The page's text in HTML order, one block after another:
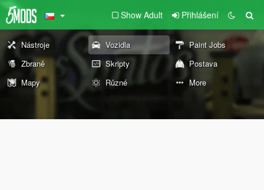
Show Adult Přihlášení
Nástroje Vozidla
Paint Jobs
Zbraně
Skripty
Postava
Mapy
Různé More